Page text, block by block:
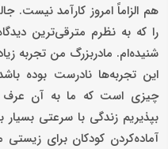
هم الزاماً امروز کارآمد
را که به نظرم مترقی‌ترین
شنیده‌ام. مادربزرگ من تجربه
این تجربه‌ها نادرست بوده
چیزی است که ما به آن عرف
بپذیریم زندگی با سرعتی
آماده‌کردن کودکان برای